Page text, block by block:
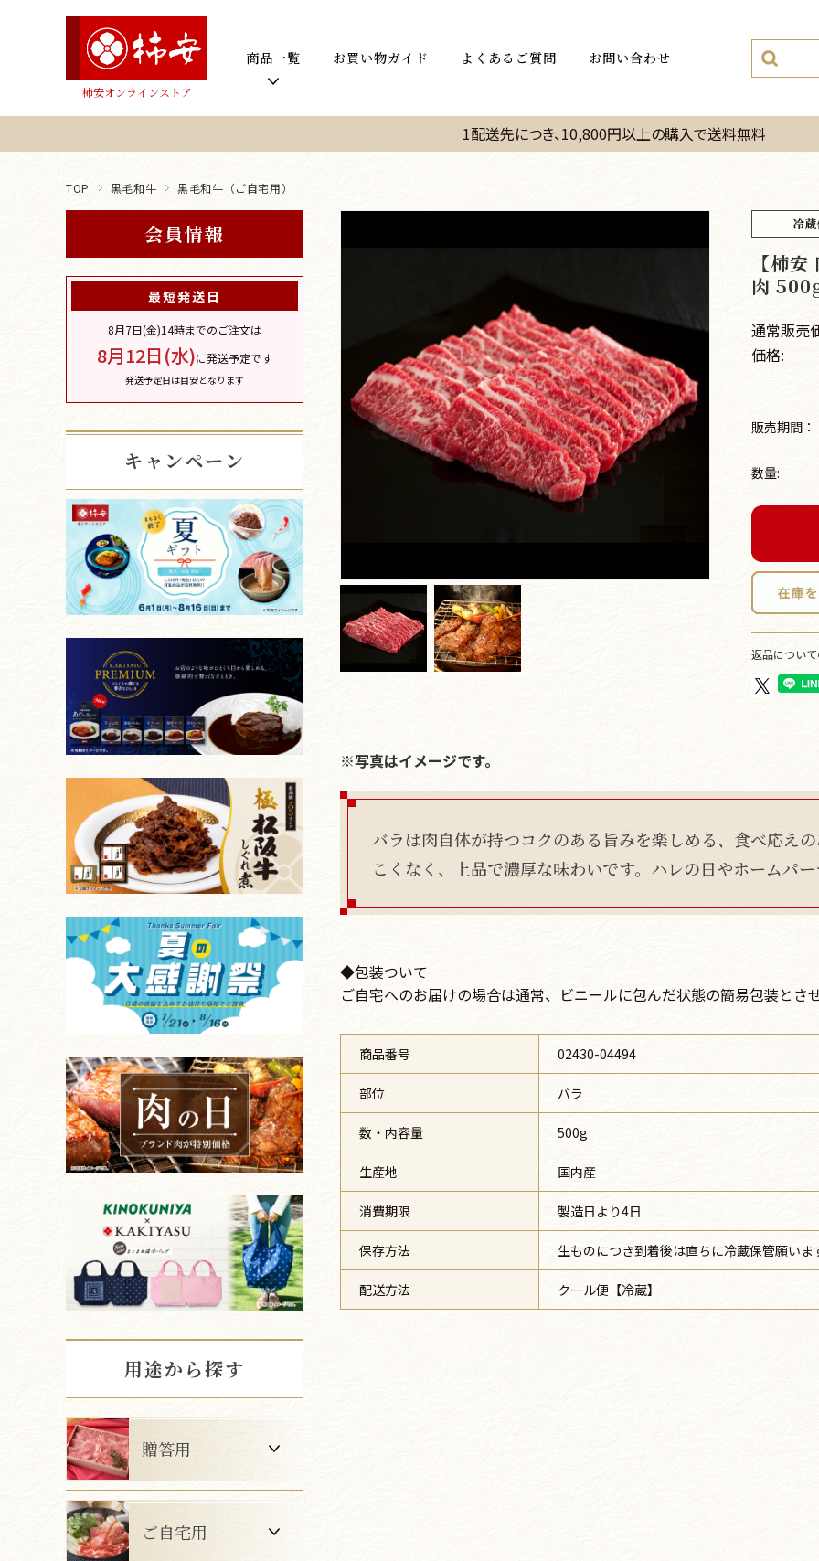
柿安オンラインストア
商品一覧 お買い物ガイド よくあるご質問 お問い合わせ
1配送先につき、10,800円以上の購入で送料無料
TOP 黒毛和牛 黒毛和牛（ご自宅用）
【柿
肉
通常販売
価格:
販売期間：
数量:
返品につい
※写真はイメージです。
バラは肉自体が持つコクのある旨みを楽しめる、食べ応え
こくなく、上品で濃厚な味わいです。ハレの日やホームパ
◆包装ついて
ご自宅へのお届けの場合は通常、ビニールに包んだ状態の簡易包装とさ
商品番号 02430-04494
部位 バラ
数・内容量 500g
生産地 国内産
消費期限 製造日より4日
保存方法 生ものにつき到着後は直ちに冷蔵保管願いま
配送方法 クール便【冷蔵】
会員情報
最短発送日
8月7日(金)14時までのご注文は
8月12日(水)に発送予定です
発送予定日は目安となります
キャンペーン
用途から探す
贈答用
ご自宅用